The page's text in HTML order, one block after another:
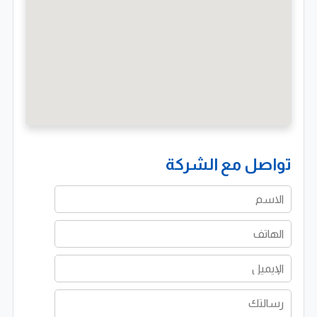
قسم توليد الطاقة وحلول الكهرباء المتكاملة
تمتلك بيكو للطاقة قسمًا متخصصًا في توليد الطاقة يقدم
حلولًا شاملة تشمل مولدات الديزل والغاز وأنظمة الطاقة
الشمسية. توفر الشركة خدمات تركيب وتشغيل المولدات
بالإضافة إلى الصيانة الوقائية والتصحيحية باستخدام أحدث
التقنيات. هذا التكامل في الخدمات يضمن تلبية احتياجات
العملاء في مختلف القطاعات الصناعية والتجارية.
تواصل مع الشركة